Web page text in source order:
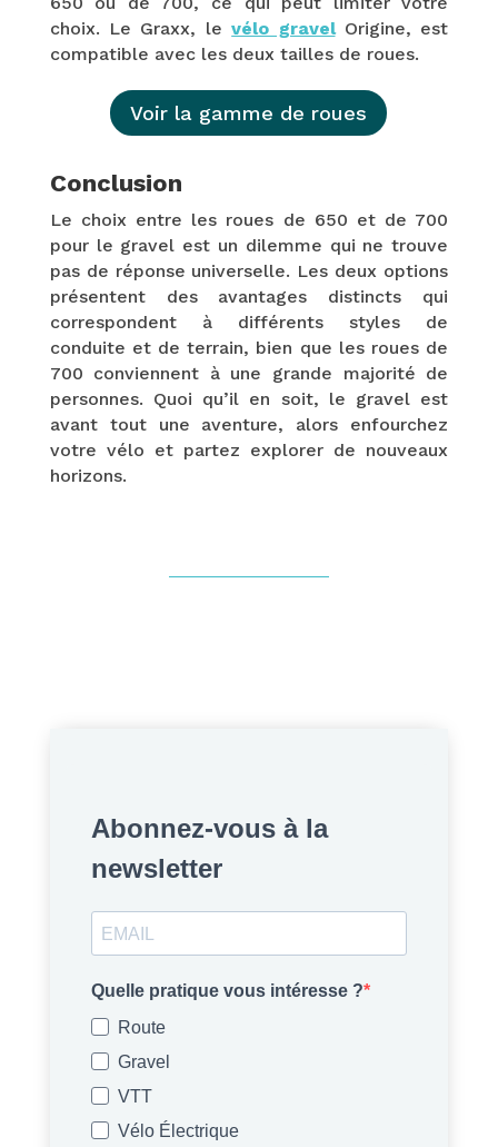
choix. Le Graxx, levélo gravelOrigine, est
compatible avec les deux tailles de roues.
Voir la gamme de roues
Conclusion
Le choix entre les roues de 650 et de 700
pour le gravel est un dilemme qui ne trouve
pas de réponse universelle. Les deux options
présentent des avantages distincts qui
correspondent à différents styles de
conduite et de terrain, bien que les roues de
700 conviennent à une grande majorité de
personnes. Quoi qu’il en soit, le gravel est
avant tout une aventure, alors enfourchez
votre vélo et partez explorer de nouveaux
horizons.
Abonnez-vous à la
newsletter
Quelle pratique vous intéresse ?
Route
Gravel
VTT
Vélo Électrique